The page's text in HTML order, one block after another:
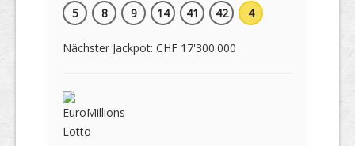
5 8 9 14 41 42 4
Nächster Jackpot: CHF 17'300'000